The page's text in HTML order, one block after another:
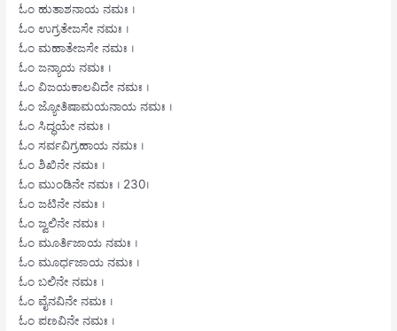
ಓಂ ಹುತಾಶನಾಯ ನಮಃ ।
ಓಂ ಉಗ್ರತೇಜಸೇ ನಮಃ ।
ಓಂ ಮಹಾತೇಜಸೇ ನಮಃ ।
ಓಂ ಜನ್ಯಾಯ ನಮಃ ।
ಓಂ ವಿಜಯಕಾಲವಿದೇ ನಮಃ ।
ಓಂ ಜ್ಯೋತಿಷಾಮಯನಾಯ ನಮಃ ।
ಓಂ ಸಿದ್ಧಯೇ ನಮಃ ।
ಓಂ ಸರ್ವವಿಗ್ರಹಾಯ ನಮಃ ।
ಓಂ ಶಿಖಿನೇ ನಮಃ ।
ಓಂ ಮುಂಡಿನೇ ನಮಃ । 230।
ಓಂ ಜಟಿನೇ ನಮಃ ।
ಓಂ ಜ್ವಲಿನೇ ನಮಃ ।
ಓಂ ಮೂರ್ತಿಜಾಯ ನಮಃ ।
ಓಂ ಮೂರ್ಧಜಾಯ ನಮಃ ।
ಓಂ ಬಲಿನೇ ನಮಃ ।
ಓಂ ವೈನವಿನೇ ನಮಃ ।
ಓಂ ಪಣವಿನೇ ನಮಃ ।